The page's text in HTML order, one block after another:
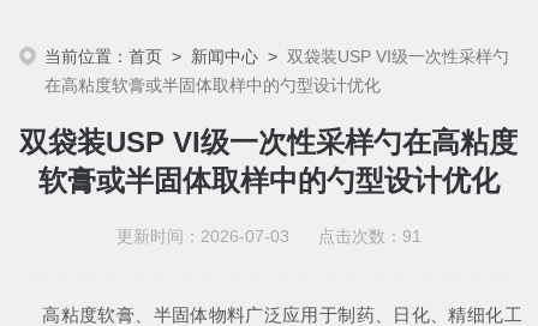
当前位置：首页 > 新闻中心 >双袋装USP VI级一次性采样勺
在高粘度软膏或半固体取样中的勺型设计优化
双袋装USP VI级一次性采样勺在高粘度
软膏或半固体取样中的勺型设计优化
更新时间：2026-07-03 点击次数：91
高粘度软膏、半固体物料广泛应用于制药、日化、精细化工